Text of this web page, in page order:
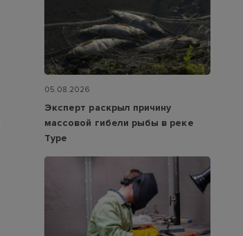
05.08.2026
Эксперт раскрыл причину
массовой гибели рыбы в реке
Туре